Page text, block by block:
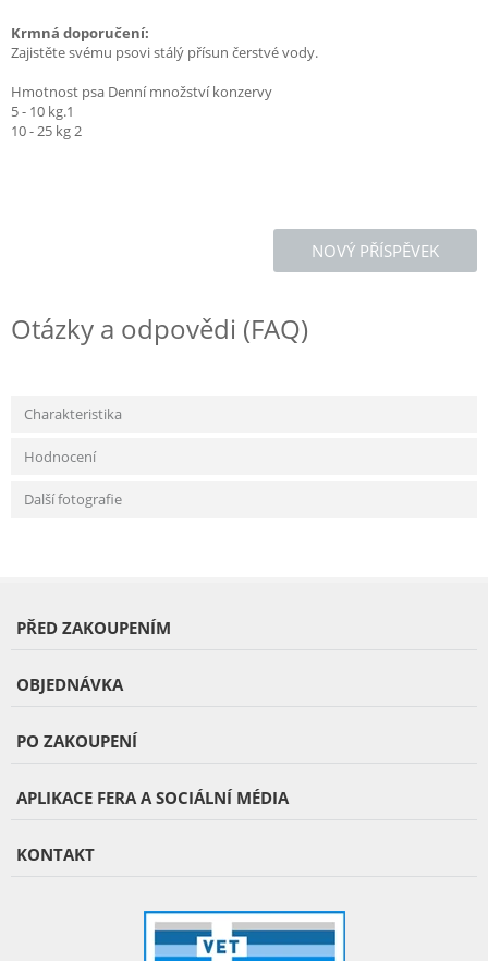
Krmná doporučení:
Zajistěte svému psovi stálý přísun čerstvé vody.
Hmotnost psa Denní množství konzervy
5 - 10 kg.1
10 - 25 kg 2
NOVÝ PŘÍSPĚVEK
Otázky a odpovědi (FAQ)
Charakteristika
Hodnocení
Další fotografie
PŘED ZAKOUPENÍM
OBJEDNÁVKA
PO ZAKOUPENÍ
APLIKACE FERA A SOCIÁLNÍ MÉDIA
KONTAKT